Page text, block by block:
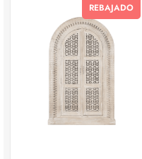
REBAJADO